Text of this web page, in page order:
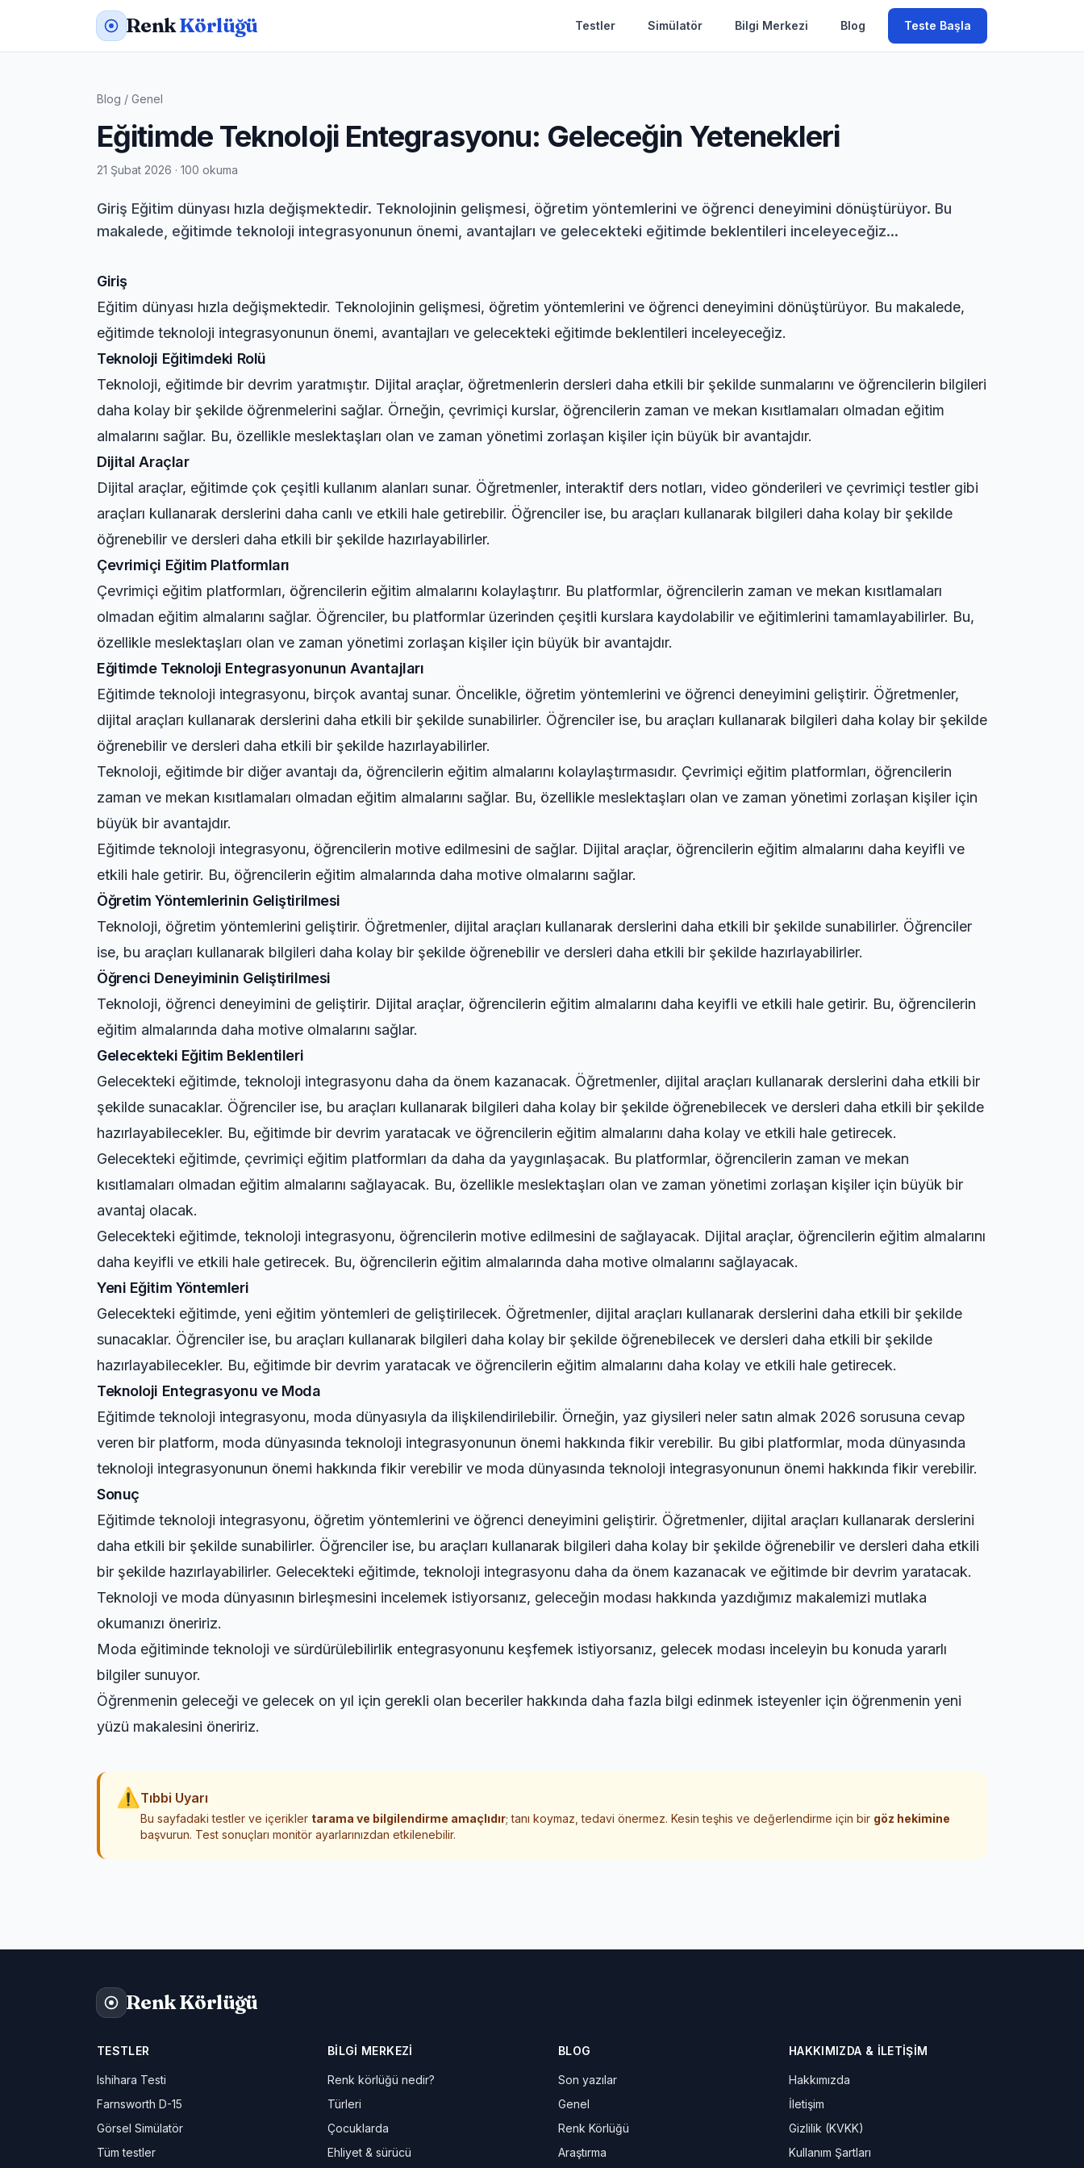
RenkKörlüğü Testler Simülatör Bilgi Merkezi Blog Teste Başla
Blog / Genel
Eğitimde Teknoloji Entegrasyonu: Geleceğin Yetenekleri
21 Şubat 2026 · 100 okuma
Giriş Eğitim dünyası hızla değişmektedir. Teknolojinin gelişmesi, öğretim yöntemlerini ve öğrenci deneyimini dönüştürüyor. Bu
makalede, eğitimde teknoloji integrasyonunun önemi, avantajları ve gelecekteki eğitimde beklentileri inceleyeceğiz...
Giriş
Eğitim dünyası hızla değişmektedir. Teknolojinin gelişmesi, öğretim yöntemlerini ve öğrenci deneyimini dönüştürüyor. Bu makalede,
eğitimde teknoloji integrasyonunun önemi, avantajları ve gelecekteki eğitimde beklentileri inceleyeceğiz.
Teknoloji Eğitimdeki Rolü
Teknoloji, eğitimde bir devrim yaratmıştır. Dijital araçlar, öğretmenlerin dersleri daha etkili bir şekilde sunmalarını ve öğrencilerin bilgileri
daha kolay bir şekilde öğrenmelerini sağlar. Örneğin, çevrimiçi kurslar, öğrencilerin zaman ve mekan kısıtlamaları olmadan eğitim
almalarını sağlar. Bu, özellikle meslektaşları olan ve zaman yönetimi zorlaşan kişiler için büyük bir avantajdır.
Dijital Araçlar
Dijital araçlar, eğitimde çok çeşitli kullanım alanları sunar. Öğretmenler, interaktif ders notları, video gönderileri ve çevrimiçi testler gibi
araçları kullanarak derslerini daha canlı ve etkili hale getirebilir. Öğrenciler ise, bu araçları kullanarak bilgileri daha kolay bir şekilde
öğrenebilir ve dersleri daha etkili bir şekilde hazırlayabilirler.
Çevrimiçi Eğitim Platformları
Çevrimiçi eğitim platformları, öğrencilerin eğitim almalarını kolaylaştırır. Bu platformlar, öğrencilerin zaman ve mekan kısıtlamaları
olmadan eğitim almalarını sağlar. Öğrenciler, bu platformlar üzerinden çeşitli kurslara kaydolabilir ve eğitimlerini tamamlayabilirler. Bu,
özellikle meslektaşları olan ve zaman yönetimi zorlaşan kişiler için büyük bir avantajdır.
Eğitimde Teknoloji Entegrasyonunun Avantajları
Eğitimde teknoloji integrasyonu, birçok avantaj sunar. Öncelikle, öğretim yöntemlerini ve öğrenci deneyimini geliştirir. Öğretmenler,
dijital araçları kullanarak derslerini daha etkili bir şekilde sunabilirler. Öğrenciler ise, bu araçları kullanarak bilgileri daha kolay bir şekilde
öğrenebilir ve dersleri daha etkili bir şekilde hazırlayabilirler.
Teknoloji, eğitimde bir diğer avantajı da, öğrencilerin eğitim almalarını kolaylaştırmasıdır. Çevrimiçi eğitim platformları, öğrencilerin
zaman ve mekan kısıtlamaları olmadan eğitim almalarını sağlar. Bu, özellikle meslektaşları olan ve zaman yönetimi zorlaşan kişiler için
büyük bir avantajdır.
Eğitimde teknoloji integrasyonu, öğrencilerin motive edilmesini de sağlar. Dijital araçlar, öğrencilerin eğitim almalarını daha keyifli ve
etkili hale getirir. Bu, öğrencilerin eğitim almalarında daha motive olmalarını sağlar.
Öğretim Yöntemlerinin Geliştirilmesi
Teknoloji, öğretim yöntemlerini geliştirir. Öğretmenler, dijital araçları kullanarak derslerini daha etkili bir şekilde sunabilirler. Öğrenciler
ise, bu araçları kullanarak bilgileri daha kolay bir şekilde öğrenebilir ve dersleri daha etkili bir şekilde hazırlayabilirler.
Öğrenci Deneyiminin Geliştirilmesi
Teknoloji, öğrenci deneyimini de geliştirir. Dijital araçlar, öğrencilerin eğitim almalarını daha keyifli ve etkili hale getirir. Bu, öğrencilerin
eğitim almalarında daha motive olmalarını sağlar.
Gelecekteki Eğitim Beklentileri
Gelecekteki eğitimde, teknoloji integrasyonu daha da önem kazanacak. Öğretmenler, dijital araçları kullanarak derslerini daha etkili bir
şekilde sunacaklar. Öğrenciler ise, bu araçları kullanarak bilgileri daha kolay bir şekilde öğrenebilecek ve dersleri daha etkili bir şekilde
hazırlayabilecekler. Bu, eğitimde bir devrim yaratacak ve öğrencilerin eğitim almalarını daha kolay ve etkili hale getirecek.
Gelecekteki eğitimde, çevrimiçi eğitim platformları da daha da yaygınlaşacak. Bu platformlar, öğrencilerin zaman ve mekan
kısıtlamaları olmadan eğitim almalarını sağlayacak. Bu, özellikle meslektaşları olan ve zaman yönetimi zorlaşan kişiler için büyük bir
avantaj olacak.
Gelecekteki eğitimde, teknoloji integrasyonu, öğrencilerin motive edilmesini de sağlayacak. Dijital araçlar, öğrencilerin eğitim almalarını
daha keyifli ve etkili hale getirecek. Bu, öğrencilerin eğitim almalarında daha motive olmalarını sağlayacak.
Yeni Eğitim Yöntemleri
Gelecekteki eğitimde, yeni eğitim yöntemleri de geliştirilecek. Öğretmenler, dijital araçları kullanarak derslerini daha etkili bir şekilde
sunacaklar. Öğrenciler ise, bu araçları kullanarak bilgileri daha kolay bir şekilde öğrenebilecek ve dersleri daha etkili bir şekilde
hazırlayabilecekler. Bu, eğitimde bir devrim yaratacak ve öğrencilerin eğitim almalarını daha kolay ve etkili hale getirecek.
Teknoloji Entegrasyonu ve Moda
Eğitimde teknoloji integrasyonu, moda dünyasıyla da ilişkilendirilebilir. Örneğin, yaz giysileri neler satın almak 2026 sorusuna cevap
veren bir platform, moda dünyasında teknoloji integrasyonunun önemi hakkında fikir verebilir. Bu gibi platformlar, moda dünyasında
teknoloji integrasyonunun önemi hakkında fikir verebilir ve moda dünyasında teknoloji integrasyonunun önemi hakkında fikir verebilir.
Sonuç
Eğitimde teknoloji integrasyonu, öğretim yöntemlerini ve öğrenci deneyimini geliştirir. Öğretmenler, dijital araçları kullanarak derslerini
daha etkili bir şekilde sunabilirler. Öğrenciler ise, bu araçları kullanarak bilgileri daha kolay bir şekilde öğrenebilir ve dersleri daha etkili
bir şekilde hazırlayabilirler. Gelecekteki eğitimde, teknoloji integrasyonu daha da önem kazanacak ve eğitimde bir devrim yaratacak.
Teknoloji ve moda dünyasının birleşmesini incelemek istiyorsanız, geleceğin modası hakkında yazdığımız makalemizi mutlaka
okumanızı öneririz.
Moda eğitiminde teknoloji ve sürdürülebilirlik entegrasyonunu keşfemek istiyorsanız, gelecek modası inceleyin bu konuda yararlı
bilgiler sunuyor.
Öğrenmenin geleceği ve gelecek on yıl için gerekli olan beceriler hakkında daha fazla bilgi edinmek isteyenler için öğrenmenin yeni
yüzü makalesini öneririz.
⚠ Tıbbi Uyarı
Bu sayfadaki testler ve içerikler tarama ve bilgilendirme amaçlıdır; tanı koymaz, tedavi önermez. Kesin teşhis ve değerlendirme için bir göz hekimine
başvurun. Test sonuçları monitör ayarlarınızdan etkilenebilir.
Renk Körlüğü
TESTLER
Ishihara Testi
Farnsworth D-15
Görsel Simülatör
Tüm testler
BILGI MERKEZI
Renk körlüğü nedir?
Türleri
Çocuklarda
Ehliyet & sürücü
BLOG
Son yazılar
Genel
Renk Körlüğü
Araştırma
HAKKIMIZDA & İLETIŞIM
Hakkımızda
İletişim
Gizlilik (KVKK)
Kullanım Şartları